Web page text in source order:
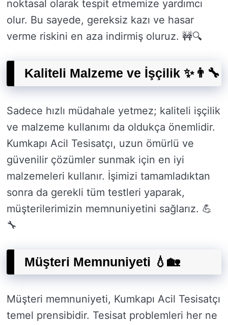
noktasal olarak tespit etmemize yardımcı
olur. Bu sayede, gereksiz kazı ve hasar
verme riskini en aza indirmiş oluruz. 🚧🔍
Kaliteli Malzeme ve İşçilik ✨👨‍🔧
Sadece hızlı müdahale yetmez; kaliteli işçilik
ve malzeme kullanımı da oldukça önemlidir.
Kumkapı Acil Tesisatçı, uzun ömürlü ve
güvenilir çözümler sunmak için en iyi
malzemeleri kullanır. İşimizi tamamladıktan
sonra da gerekli tüm testleri yaparak,
müşterilerimizin memnuniyetini sağlarız. 💪
🔧
Müşteri Memnuniyeti 💧🏡
Müşteri memnuniyeti, Kumkapı Acil Tesisatçı
temel prensibidir. Tesisat problemleri her ne